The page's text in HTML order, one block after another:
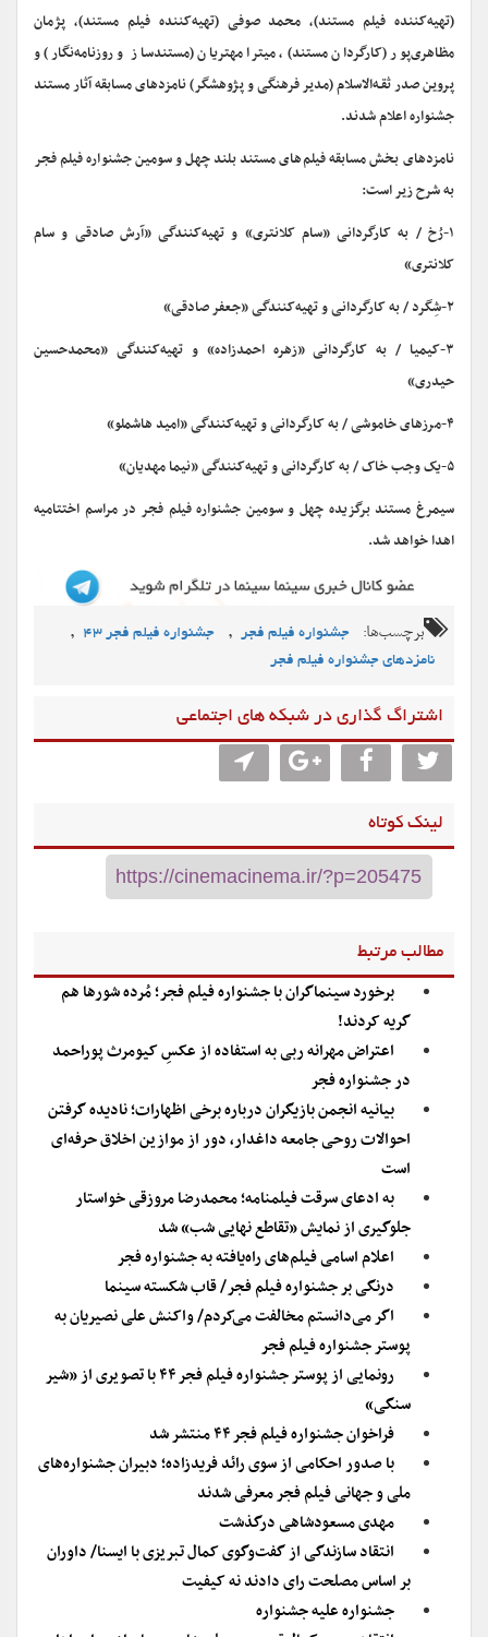
(تهیه‌کننده فیلم مستند)، محمد صوفی (تهیه‌کننده فیلم مستند)، پژمان
مظاهری‌پور (کارگردان مستند)، میترا مهتریان (مستندساز و روزنامه‌نگار) و
پروین صدر ثقـه‌الاسلام (مدیر فرهنگی و پژوهشگر) نامزدهای مسابقه آثار مستند
جشنواره اعلام شدند.
نامزدهای بخش مسابقه فیلم‌های مستند بلند چهل و سومین جشنواره فیلم فجر
به شرح زیر است:
۱-رُخ / به کارگردانی «سام کلانتری» و تهیه‌کنندگی «آرش صادقی و سام
کلانتری»
۲-شِگرد / به کارگردانی و تهیه‌کنندگی «جعفر صادقی»
۳-کیمیا / به کارگردانی «زهره احمدزاده» و تهیه‌کنندگی «محمدحسین
حیدری»
۴-مرزهای خاموشی / به کارگردانی و تهیه‌کنندگی «امید هاشملو»
۵-یک وجب خاک / به کارگردانی و تهیه‌کنندگی «نیما مهدیان»
سیمرغ مستند برگزیده چهل و سومین جشنواره فیلم فجر در مراسم اختتامیه
اهدا خواهد شد.
برچسب‌ها: جشنواره فیلم فجر , جشنواره فیلم فجر 43 ,
نامزدهای جشنواره فیلم فجر
اشتراگ گذاری در شبکه های اجتماعی
لینک کوتاه
مطالب مرتبط
برخورد سینماگران با جشنواره فیلم فجر؛ مُرده شورها هم
گریه کردند!
اعتراض مهرانه ربی به استفاده از عکسِ کیومرث پوراحمد
در جشنواره فجر
بیانیه انجمن بازیگران درباره برخی اظهارات؛ نادیده گرفتن
احوالات روحی جامعه داغدار، دور از موازین اخلاق حرفه‌ای
است
به ادعای سرقت فیلمنامه؛ محمدرضا مروزقی خواستار
جلوگیری از نمایش «تقاطع نهایی شب» شد
اعلام اسامی فیلم‌های راه‌یافته به جشنواره فجر
درنگی بر جشنواره فیلم فجر/ قاب شکسته سینما
اگر می‌دانستم مخالفت می‌کردم/ واکنش علی نصیریان به
پوستر جشنواره فیلم فجر
رونمایی از پوستر جشنواره فیلم فجر ۴۴ با تصویری از «شیر
سنگی»
فراخوان جشنواره فیلم فجر ۴۴ منتشر شد
با صدور احکامی از سوی رائد فریدزاده؛ دبیران جشنواره‌های
ملی و جهانی فیلم فجر معرفی شدند
مهدی مسعودشاهی درگذشت
انتقاد سازندگی از گفت‌وگوی کمال تبریزی با ایسنا/ داوران
بر اساس مصلحت رای دادند نه کیفیت
جشنواره علیه جشنواره